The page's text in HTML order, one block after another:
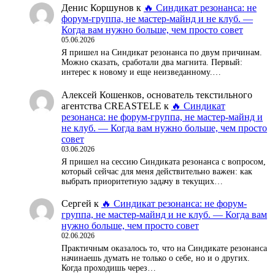
Денис Коршунов к 🔥 Синдикат резонанса: не
форум-группа, не мастер-майнд и не клуб. —
Когда вам нужно больше, чем просто совет
05.06.2026
Я пришел на Синдикат резонанса по двум причинам.
Можно сказать, сработали два магнита. Первый:
интерес к новому и еще неизведанному.…
Алексей Кошенков, основатель текстильного
агентства CREASTELE к 🔥 Синдикат
резонанса: не форум-группа, не мастер-майнд и
не клуб. — Когда вам нужно больше, чем просто
совет
03.06.2026
Я пришел на сессию Синдиката резонанса с вопросом,
который сейчас для меня действительно важен: как
выбрать приоритетную задачу в текущих…
Сергей к 🔥 Синдикат резонанса: не форум-
группа, не мастер-майнд и не клуб. — Когда вам
нужно больше, чем просто совет
02.06.2026
Практичным оказалось то, что на Синдикате резонанса
начинаешь думать не только о себе, но и о других.
Когда проходишь через…